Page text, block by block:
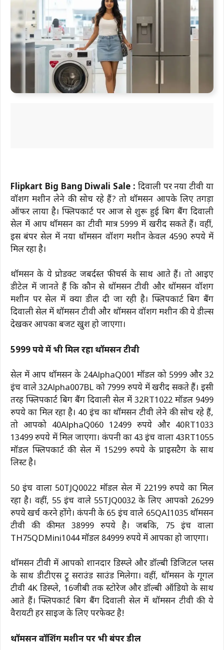
Flipkart Big Bang Diwali Sale : दिवाली पर नया टीवी या
वॉशिंग मशीन लेने की सोच रहे हैं? तो थॉमसन आपके लिए तगड़ा
ऑफर लाया है। फ्लिपकार्ट पर आज से शुरू हुई बिग बैंग दिवाली
सेल में आप थॉमसन का टीवी मात्र 5999 में खरीद सकते हैं। वहीं,
इस बंपर सेल में नया थॉमसन वॉशिंग मशीन केवल 4590 रुपये में
मिल रहा है।
थॉमसन के ये प्रोडक्ट जबर्दस्त फीचर्स के साथ आते हैं। तो आइए
डीटेल में जानते हैं कि कौन से थॉमसन टीवी और थॉमसन वॉशिंग
मशीन पर सेल में क्या डील दी जा रही है। फ्लिपकार्ट बिग बैंग
दिवाली सेल में थॉमसन टीवी और थॉमसन वॉशिंग मशीन की ये डील्स
देखकर आपका बजट खुश हो जाएगा।
5999 रुपये में भी मिल रहा थॉमसन टीवी
सेल में आप थॉमसन के 24AlphaQ001 मॉडल को 5999 और 32
इंच वाले 32Alpha007BL को 7999 रुपये में खरीद सकते हैं। इसी
तरह फ्लिपकार्ट बिग बैंग दिवाली सेल में 32RT1022 मॉडल 9499
रुपये का मिल रहा है। 40 इंच का थॉमसन टीवी लेने की सोच रहे हैं,
तो आपको 40AlphaQ060 12499 रुपये और 40RT1033
13499 रुपये में मिल जाएगा। कंपनी का 43 इंच वाला 43RT1055
मॉडल फ्लिपकार्ट की सेल में 15299 रुपये के प्राइसटैग के साथ
लिस्ट है।
50 इंच वाला 50TJQ0022 मॉडल सेल में 22199 रुपये का मिल
रहा है। वहीं, 55 इंच वाले 55TJQ0032 के लिए आपको 26299
रुपये खर्च करने होंगे। कंपनी के 65 इंच वाले 65QAI1035 थॉमसन
टीवी की कीमत 38999 रुपये है। जबकि, 75 इंच वाला
TH75QDMini1044 मॉडल 84999 रुपये में आपका हो जाएगा।
थॉमसन टीवी में आपको शानदार डिस्प्ले और डॉल्बी डिजिटल प्लस
के साथ डीटीएस ट्रू सराउंड साउंड मिलेगा। वहीं, थॉमसन के गूगल
टीवी 4K डिस्प्ले, 16जीबी तक स्टोरेज और डॉल्बी ऑडियो के साथ
आते हैं। फ्लिपकार्ट बिग बैंग दिवाली सेल में थॉमसन टीवी की ये
वैरायटी हर साइज के लिए परफेक्ट है!
थॉमसन वॉशिंग मशीन पर भी बंपर डील